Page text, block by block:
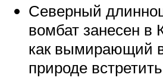
Северный
вомбат занесен в
как вымирающий
природе